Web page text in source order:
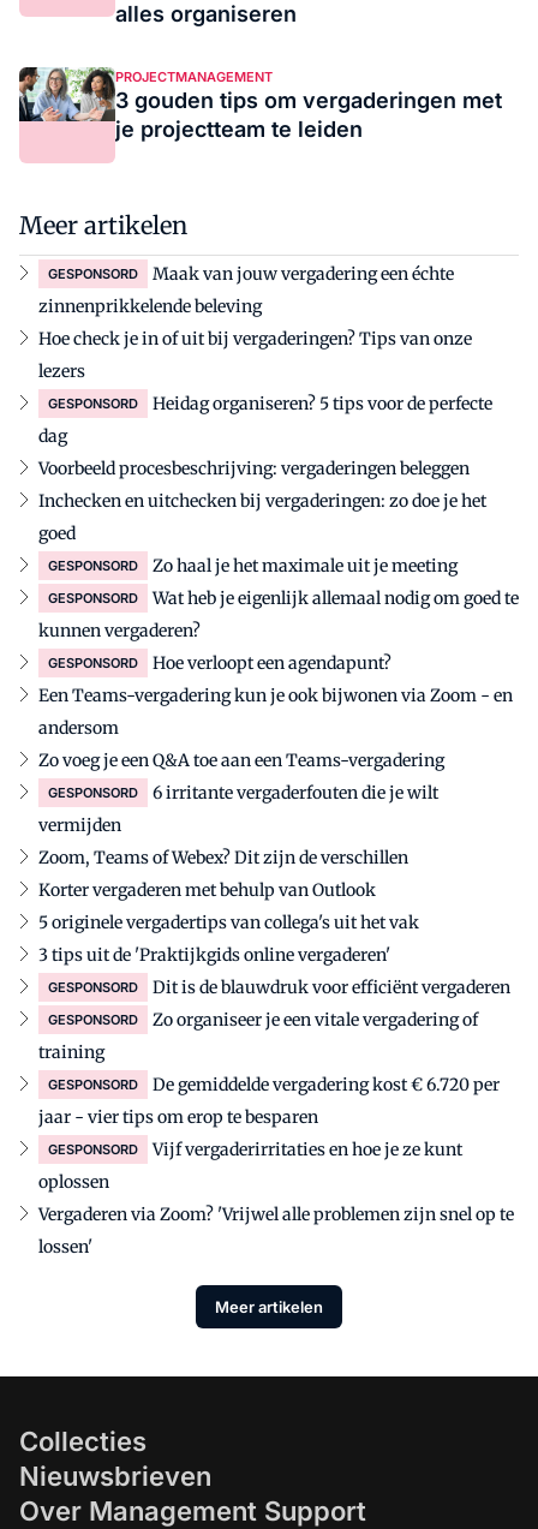
alles organiseren
PROJECTMANAGEMENT
3 gouden tips om vergaderingen met
je projectteam te leiden
Meer artikelen
GESPONSORD
Maak van jouw vergadering een échte
zinnenprikkelende beleving
Hoe check je in of uit bij vergaderingen? Tips van onze
lezers
GESPONSORD
Heidag organiseren? 5 tips voor de perfecte
dag
Voorbeeld procesbeschrijving: vergaderingen beleggen
Inchecken en uitchecken bij vergaderingen: zo doe je het
goed
GESPONSORD Zo haal je het maximale uit je meeting
GESPONSORD
Wat heb je eigenlijk allemaal nodig om goed te
kunnen vergaderen?
GESPONSORD
Hoe verloopt een agendapunt?
Een Teams-vergadering kun je ook bijwonen via Zoom - en
andersom
Zo voeg je een Q&A toe aan een Teams-vergadering
GESPONSORD
6 irritante vergaderfouten die je wilt
vermijden
Zoom, Teams of Webex? Dit zijn de verschillen
Korter vergaderen met behulp van Outlook
5 originele vergadertips van collega's uit het vak
3 tips uit de 'Praktijkgids online vergaderen'
GESPONSORD Dit is de blauwdruk voor efficiënt vergaderen
GESPONSORD
Zo organiseer je een vitale vergadering of
training
GESPONSORD
De gemiddelde vergadering kost € 6.720 per
jaar - vier tips om erop te besparen
GESPONSORD
Vijf vergaderirritaties en hoe je ze kunt
oplossen
Vergaderen via Zoom? 'Vrijwel alle problemen zijn snel op te
lossen'
Meer artikelen
Collecties
Nieuwsbrieven
Over Management Support